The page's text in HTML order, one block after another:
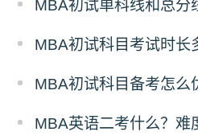
MBA初试科目考试时长
MBA英语二考什么？难